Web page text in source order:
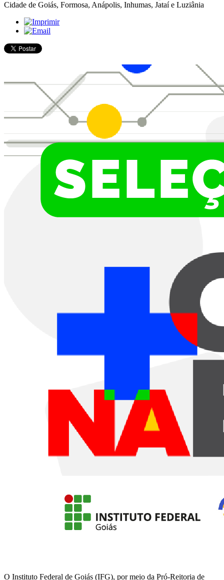
Cidade de Goiás, Formosa, Anápolis, Inhumas, Jataí e Luziânia
O Instituto Federal de Goiás (IFG), por meio da Pró-Reitoria de